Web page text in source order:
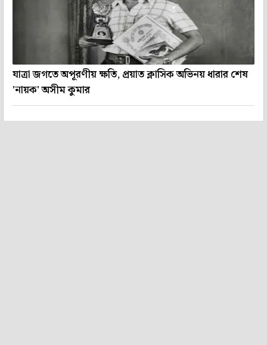
যাত্রা জগতে অপূরণীয় ক্ষতি, প্রয়াত ক্লাসিক অভিনয় ধারার শেষ
'নায়ক' অসীম কুমার